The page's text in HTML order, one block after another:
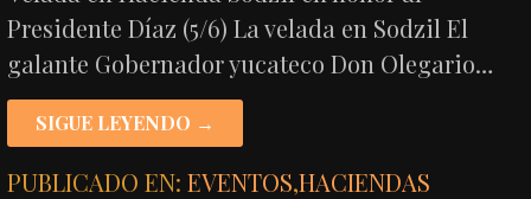
Presidente Díaz (5/6) La velada en Sodzil El
galante Gobernador yucateco Don Olegario…
SIGUE LEYENDO →
PUBLICADO EN:EVENTOS,HACIENDAS